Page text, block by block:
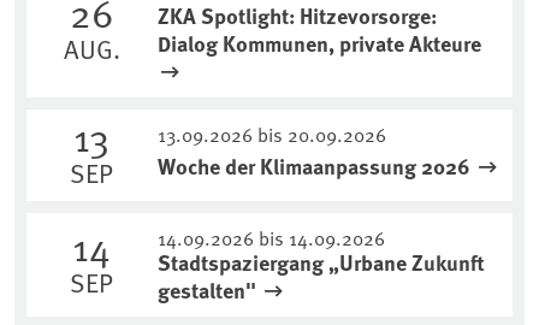
26
AUG.
ZKA Spotlight: Hitzevorsorge:
Dialog Kommunen, private Akteure
13
SEP
13.09.2026 bis 20.09.2026
Woche der Klimaanpassung 2026
14
SEP
14.09.2026 bis 14.09.2026
Stadtspaziergang „Urbane Zukunft
gestalten"